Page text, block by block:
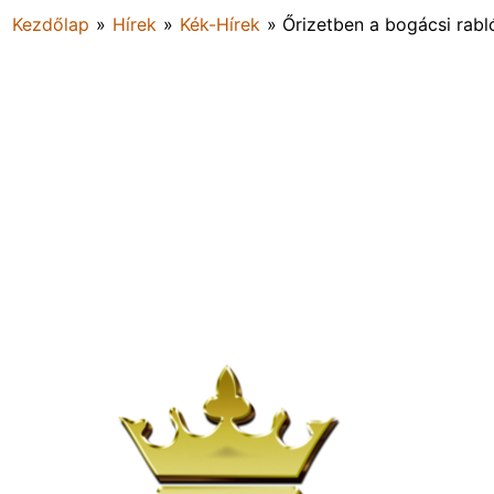
Kezdőlap » Hírek » Kék-Hírek » Őrizetben a bogácsi